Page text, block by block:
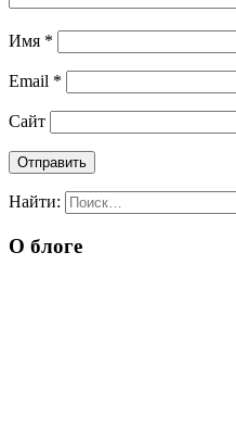
Имя *
Email *
Сайт
Найти:
О блоге